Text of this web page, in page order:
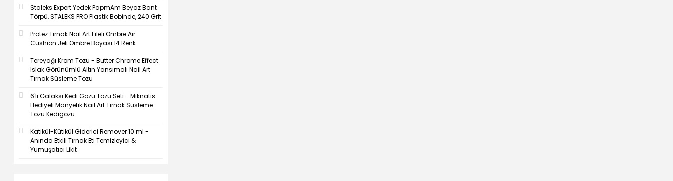
Staleks Expert Yedek PapmAm Beyaz Bant
Törpü, STALEKS PRO Plastik Bobinde, 240 Grit
Protez Tırnak Nail Art Fileli Ombre Air
Cushion Jeli Ombre Boyası 14 Renk
Tereyağı Krom Tozu - Butter Chrome Effect
Islak Görünümlü Altın Yansımalı Nail Art
Tırnak Süsleme Tozu
6'lı Galaksi Kedi Gözü Tozu Seti - Mıknatıs
Hediyeli Manyetik Nail Art Tırnak Süsleme
Tozu Kedigözü
Katikül-Kütikül Giderici Remover 10 ml -
Anında Etkili Tırnak Eti Temizleyici &
Yumuşatıcı Likit